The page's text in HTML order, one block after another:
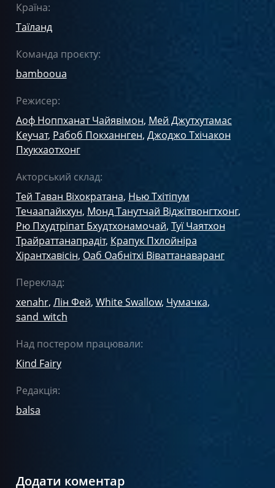
Країна:
Таїланд
Команда проєкту:
bambooua
Режисер:
Аоф Ноппханат Чайявімон, Мей Джутхутамас
Кеучат, Рабоб Покханнген, Джоджо Тхічакон
Пхукхаотхонг
Акторський склад:
Тей Таван Віхократана, Нью Тхітіпум
Течаапайкхун, Монд Танутчай Віджітвонгтхонг,
Рю Пхудтріпат Бхудтхонамочай, Туї Чаятхон
Трайраттанапрадіт, Крапук Пхлойніра
Хірантхавісін, Оаб Оабнітхі Віваттанаваранг
Переклад:
xenahr, Лін Фей, White Swallow, Чумачка,
sand_witch
Над постером працювали:
Kind Fairy
Редакція:
balsa
Додати коментар